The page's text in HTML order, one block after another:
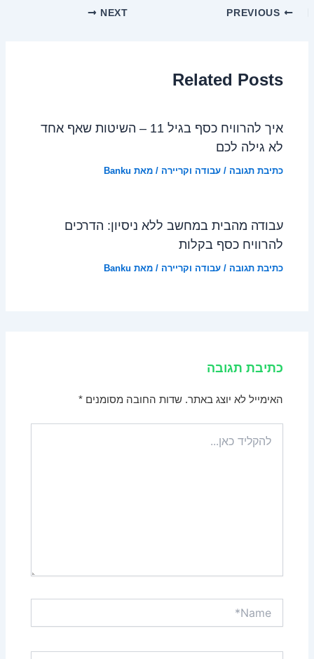
NEXT
Related Posts
איך להרוויח כסף בגיל 11 – השיטות שאף אחד
לא גילה לכם
כתיבת תגובה /עבודה וקריירה / מאת Banku
עבודה מהבית במחשב ללא ניסיון: הדרכים
להרוויח כסף בקלות
כתיבת תגובה /עבודה וקריירה / מאת Banku
כתיבת תגובה
האימייל לא יוצג באתר. שדות החובה מסומנים*
כאן...